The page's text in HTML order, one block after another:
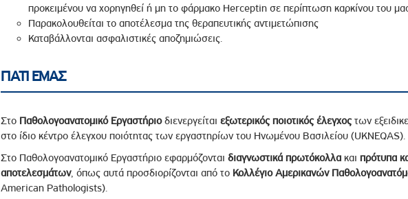
προκειμένου να χορηγηθεί ή μη το φάρμακο Herceptin σε περίπτωση καρκίνου του
Παρακολουθείται το αποτέλεσμα της θεραπευτικής αντιμετώπισης
Καταβάλλονται ασφαλιστικές αποζημιώσεις.
ΓΙΑΤΙ ΕΜΑΣ
Στο Παθολογοανατομικό Εργαστήριοδιενεργείται εξωτερικός ποιοτικός έλεγχοςτων
στο ίδιο κέντρο έλεγχου ποιότητας των εργαστηρίων του Ηνωμένου Βασιλείου (UKNEQAS).
Στο Παθολογοανατομικό Εργαστήριο εφαρμόζονται διαγνωστικά πρωτόκολλακαι πρότυπα
αποτελεσμάτων, όπως αυτά προσδιορίζονται από το Κολλέγιο Αμερικανών
American Pathologists).